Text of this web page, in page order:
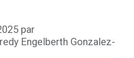
par
Engelberth Gonzalez-